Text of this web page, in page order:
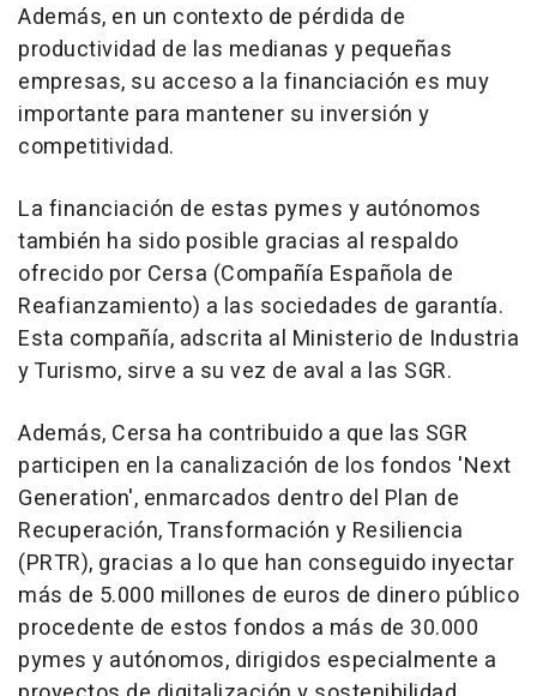
Además, en un contexto de pérdida de
productividad de las medianas y pequeñas
empresas, su acceso a la financiación es muy
importante para mantener su inversión y
competitividad.
La financiación de estas pymes y autónomos
también ha sido posible gracias al respaldo
ofrecido por Cersa (Compañía Española de
Reafianzamiento) a las sociedades de garantía.
Esta compañía, adscrita al Ministerio de Industria
y Turismo, sirve a su vez de aval a las SGR.
Además, Cersa ha contribuido a que las SGR
participen en la canalización de los fondos 'Next
Generation', enmarcados dentro del Plan de
Recuperación, Transformación y Resiliencia
(PRTR), gracias a lo que han conseguido inyectar
más de 5.000 millones de euros de dinero público
procedente de estos fondos a más de 30.000
pymes y autónomos, dirigidos especialmente a